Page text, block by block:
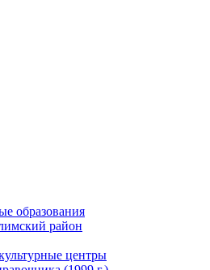
образования
район
центры